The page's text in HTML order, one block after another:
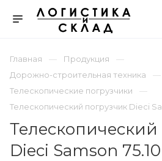
Главная
Продукция
Дорожно-строительная техника
Телескопические погрузчики
Телескопический погрузчик Dieci
Dieci Samson 75.10